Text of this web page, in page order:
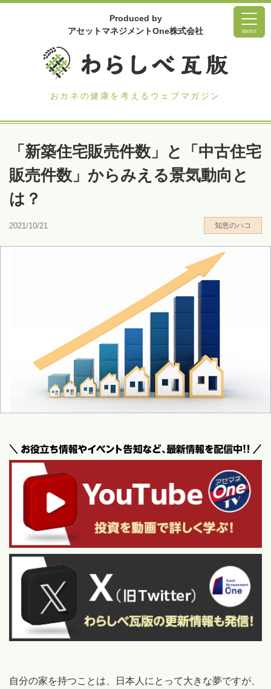
Produced by
アセットマネジメントOne株式会社
おカネの健康を考えるウェブマガジン
menu
「新築住宅販売件数」と「中古住宅
販売件数」からみえる景気動向と
は？
2021/10/21 知恵のハコ
自分の家を持つことは、日本人にとって大きな夢ですが、